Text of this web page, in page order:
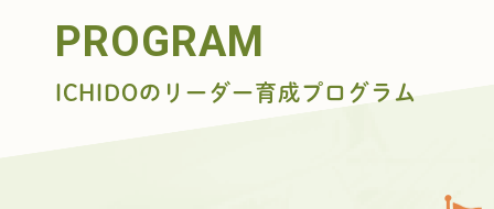
PROGRAM
ICHIDOのリーダー育成プログラム